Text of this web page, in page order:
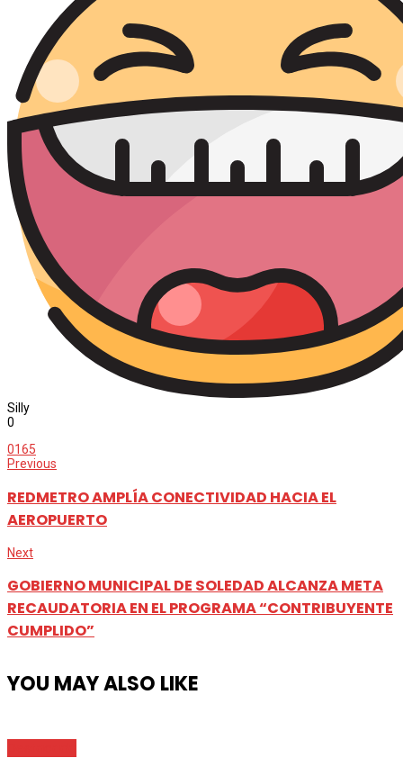
Silly
0
0165
Previous
REDMETRO AMPLÍA CONECTIVIDAD HACIA EL
AEROPUERTO
Next
GOBIERNO MUNICIPAL DE SOLEDAD ALCANZA META
RECAUDATORIA EN EL PROGRAMA “CONTRIBUYENTE
CUMPLIDO”
YOU MAY ALSO LIKE